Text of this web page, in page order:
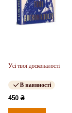
Усі твої досконалості
В наявності
450 ₴